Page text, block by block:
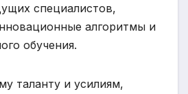
специалистов,
алгоритмы и
обучения.
таланту и усилиям,